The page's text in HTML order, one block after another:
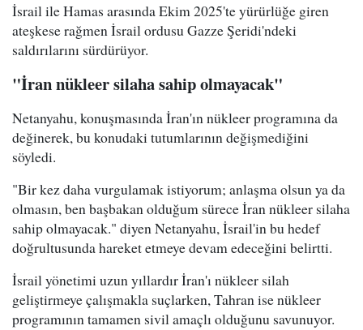
İsrail ile Hamas arasında Ekim 2025'te yürürlüğe giren
ateşkese rağmen İsrail ordusu Gazze Şeridi'ndeki
saldırılarını sürdürüyor.
"İran nükleer silaha sahip olmayacak"
Netanyahu, konuşmasında İran'ın nükleer programına da
değinerek, bu konudaki tutumlarının değişmediğini
söyledi.
"Bir kez daha vurgulamak istiyorum; anlaşma olsun ya da
olmasın, ben başbakan olduğum sürece İran nükleer silaha
sahip olmayacak." diyen Netanyahu, İsrail'in bu hedef
doğrultusunda hareket etmeye devam edeceğini belirtti.
İsrail yönetimi uzun yıllardır İran'ı nükleer silah
geliştirmeye çalışmakla suçlarken, Tahran ise nükleer
programının tamamen sivil amaçlı olduğunu savunuyor.